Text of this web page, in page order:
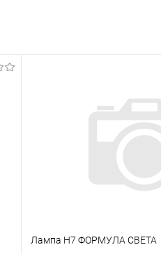
Лампа Н7 ФОРМУЛА СВЕТА